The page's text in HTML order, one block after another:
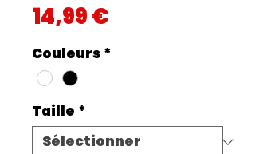
14,99 €Prix
Couleurs *
Taille *